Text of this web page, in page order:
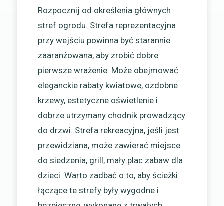
Rozpocznij od określenia głównych
stref ogrodu. Strefa reprezentacyjna
przy wejściu powinna być starannie
zaaranżowana, aby zrobić dobre
pierwsze wrażenie. Może obejmować
eleganckie rabaty kwiatowe, ozdobne
krzewy, estetyczne oświetlenie i
dobrze utrzymany chodnik prowadzący
do drzwi. Strefa rekreacyjna, jeśli jest
przewidziana, może zawierać miejsce
do siedzenia, grill, mały plac zabaw dla
dzieci. Warto zadbać o to, aby ścieżki
łączące te strefy były wygodne i